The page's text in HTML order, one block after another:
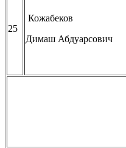
25
Кожабеков
Димаш Абдуарсович